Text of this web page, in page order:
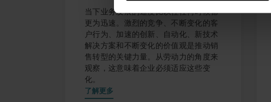
当下业务发展的速度比以往任何时候都
更为迅速。激烈的竞争、不断变化的客
户行为、加速的创新、自动化、新技术
解决方案和不断变化的价值观是推动销
售转型的关键力量。从劳动力的角度来
观察，这意味着企业必须适应这些变
化。
了解更多